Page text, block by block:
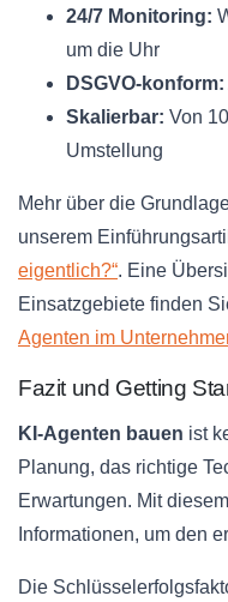
24/7 Monitoring:
um die Uhr
DSGVO-konform:
Skalierbar: Von
Umstellung
Mehr über die
unserem
eigentlich?“. Eine
Einsatzgebiete finden
Agenten im
Fazit und Getting
KI-Agenten bauen ist
Planung, das richtige
Erwartungen. Mit
Informationen, um den
Die